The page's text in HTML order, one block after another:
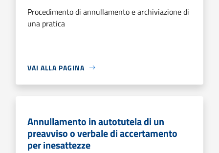
Procedimento di annullamento e archiviazione di
una pratica
VAI ALLA PAGINA
Annullamento in autotutela di un
preavviso o verbale di accertamento
per inesattezze